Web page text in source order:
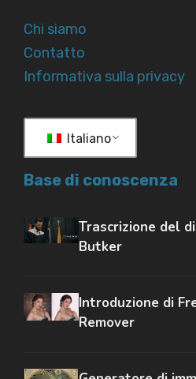
Chi siamo
Contatto
Informativa sulla privacy
Italiano
Base di conoscenza
Trascrizione del
Butker
Introduzione di
Remover